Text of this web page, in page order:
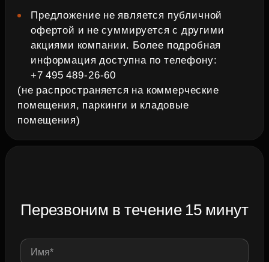
Предложение не является публичной
офертой и не суммируется с другими
акциями компании. Более подробная
информация доступна по телефону:
+7 495 489‑26‑60
(не распространяется на коммерческие
помещения, паркинги и кладовые
помещения)
Перезвоним в течение 15 минут